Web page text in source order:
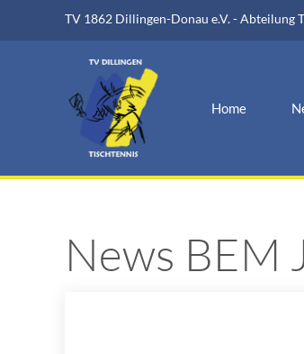
TV 1862 Dillingen-Donau e.V. - Abteilung
Home
News BEM